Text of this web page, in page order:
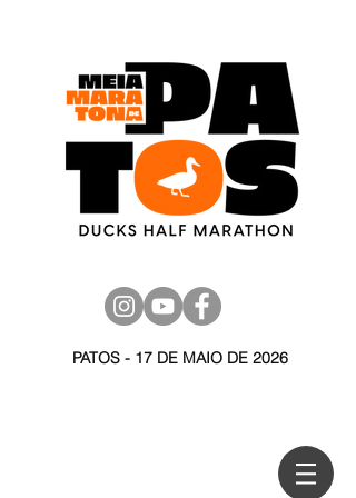
PATOS - 17 DE MAIO DE 2026